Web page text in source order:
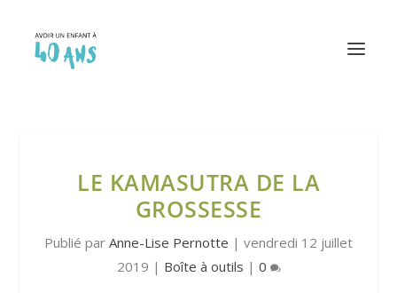
LE KAMASUTRA DE LA
GROSSESSE
Publié par Anne-Lise Pernotte | vendredi 12 juillet
2019 | Boîte à outils | 0